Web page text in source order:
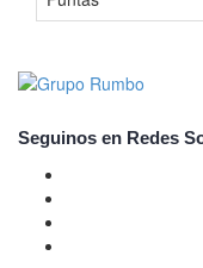
Seguinos en Redes